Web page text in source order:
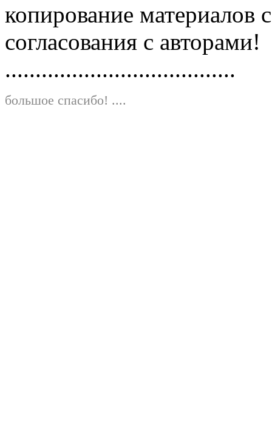
копирование материалов
согласования с авторами!
......................................
большое спасибо! ....